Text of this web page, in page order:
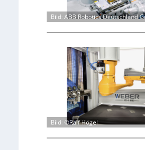
Bild: ABB Robotics Deutschland
Bild: ©Ralf Högel